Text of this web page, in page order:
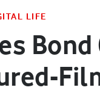
LIFE